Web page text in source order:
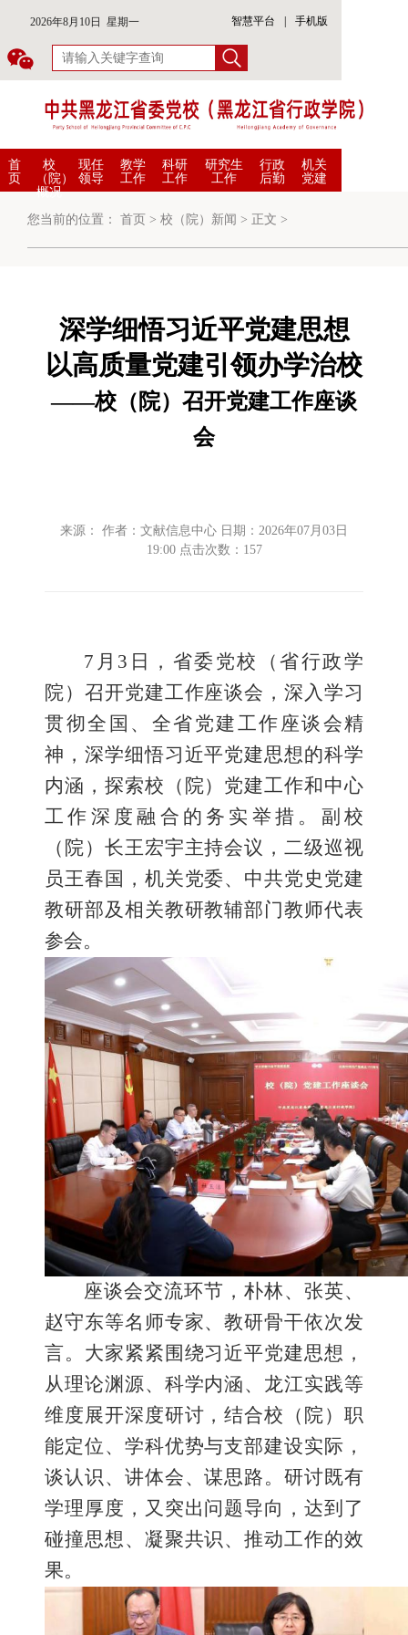
2026年8月10日 星期一 智慧平台 手机版
首
页
校
（院）
概况
现任
领导
教学
工作
科研
工作
研究生
工作
行政
后勤
机关
党建
您当前的位置： 首页 > 校（院）新闻 > 正文 >
深学细悟习近平党建思想
以高质量党建引领办学治校
——校（院）召开党建工作座谈
会
来源： 作者：文献信息中心 日期：2026年07月03日
19:00 点击次数： 157
7月3日，省委党校（省行政学
院）召开党建工作座谈会，深入学习
贯彻全国 、全省党建工作座谈会精
神， 深学细悟习近平党建思想的科学
内涵， 探索校（院）党建工作和中心
工作深度融合 的务实举措 。 副校
（院）长王宏宇主持会议，二级巡视
员王春国 ， 机关党委、中共党史党建
教研部及 相关教研教辅部门教师代表
参会。
座谈会交流环节，朴林、张英、
赵守东等名师专家、教研骨干依次发
言。大家紧紧围绕习近平党建思想，
从理论渊源、科学内涵、龙江实践等
维度展开深度研讨，结合校（院）职
能定位 、学科优势与支部建设实际，
谈认识、讲体会、谋思路。研讨既有
学理厚度，又突出问题导向，达到了
碰撞思想、凝聚共识、推动工作的效
果。